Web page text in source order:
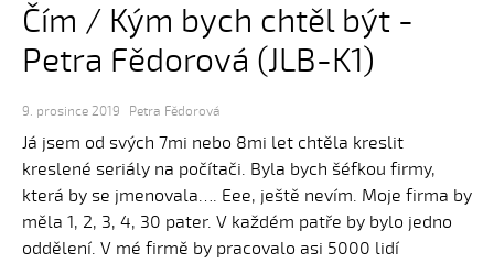
Čím / Kým bych chtěl být -
Petra Fědorová (JLB-K1)
9. prosince 2019 Petra Fědorová
Já jsem od svých 7mi nebo 8mi let chtěla kreslit
kreslené seriály na počítači. Byla bych šéfkou firmy,
která by se jmenovala…. Eee, ještě nevím. Moje firma by
měla 1, 2, 3, 4, 30 pater. V každém patře by bylo jedno
oddělení. V mé firmě by pracovalo asi 5000 lidí